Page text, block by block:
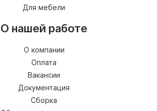
Для мебели
О нашей работе
О компании
Оплата
Вакансии
Документация
Сборка